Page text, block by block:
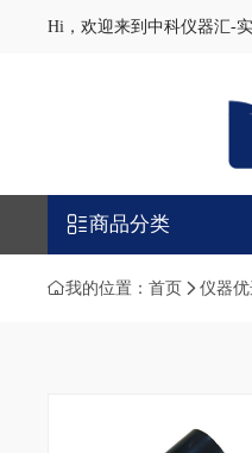
Hi，欢迎来到中科仪器汇-
商品分类
我的位置：首页 仪器